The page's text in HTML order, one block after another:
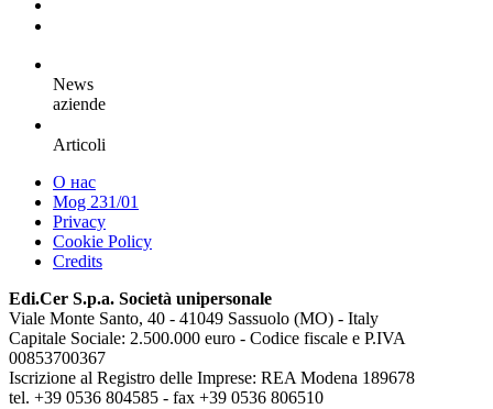
News
aziende
Articoli
О нас
Mog 231/01
Privacy
Cookie Policy
Credits
Edi.Cer S.p.a. Società unipersonale
Viale Monte Santo, 40 - 41049 Sassuolo (MO) - Italy
Capitale Sociale: 2.500.000 euro - Codice fiscale e P.IVA
00853700367
Iscrizione al Registro delle Imprese: REA Modena 189678
tel. +39 0536 804585 - fax +39 0536 806510